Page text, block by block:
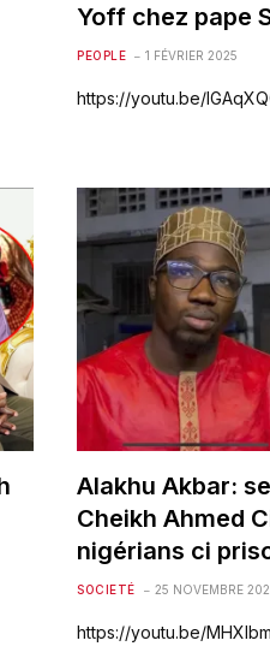
Yoff chez pape
PEOPLE 1 FÉVRIER 2025
https://youtu.be/
Alakhu Akbar:
Cheikh Ahmed
nigérians ci
SOCIETÉ 25 NOVEMBRE
https://youtu.be/